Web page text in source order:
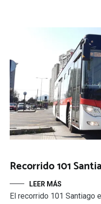
Recorrido 101
LEER MÁS
El recorrido 101 Santiago